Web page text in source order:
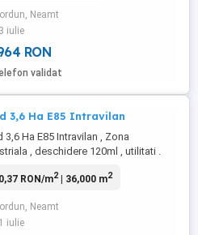
( front stradal 14,20 m ) la
străzi asfaltate: str Orhideelor și str.
Terenul ...
Neamt
iulie
RON
validat
3,6 Ha E85 Intravilan
3,6 Ha E85 Intravilan , Zona
, deschidere 120ml , utilitati .
RON/m2| 36,000 m2
Neamt
iulie